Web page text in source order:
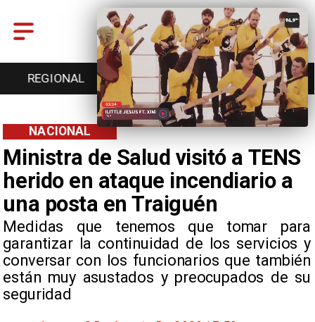
REGIONAL ENTRETENCIÓN DEPORTES
Ministra de Salud visitó a TENS
herido en ataque incendiario a
una posta en Traiguén
Medidas que tenemos que tomar para
garantizar la continuidad de los servicios y
conversar con los funcionarios que también
están muy asustados y preocupados de su
seguridad
NACIONAL